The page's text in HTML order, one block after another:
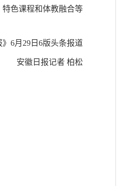
色课程和体教融合等
》6月29日6版头条报道
安徽日报记者 柏松